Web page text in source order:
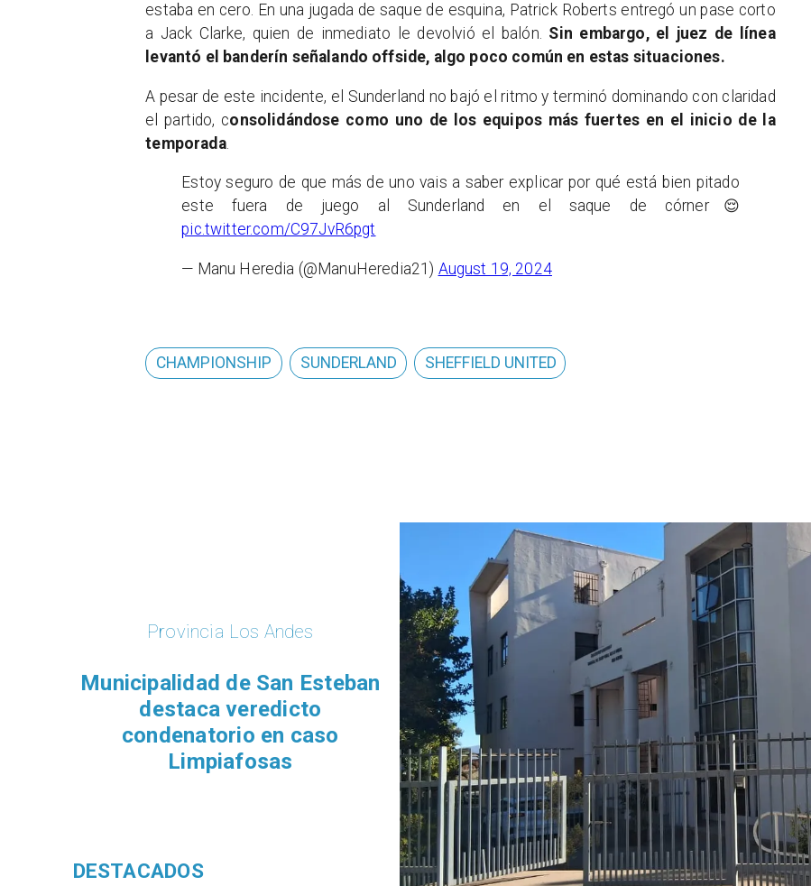
estaba en cero. En una jugada de saque de esquina, Patrick Roberts entregó un pase corto
a Jack Clarke, quien de inmediato le devolvió el balón. Sin embargo, el juez de línea
levantó el banderín señalando offside, algo poco común en estas situaciones.
A pesar de este incidente, el Sunderland no bajó el ritmo y terminó dominando con claridad
el partido, consolidándose como uno de los equipos más fuertes en el inicio de la
temporada.
Estoy seguro de que más de uno vais a saber explicar por qué está bien pitado
este fuera de juego al Sunderland en el saque de córner😌
pic.twitter.com/C97JvR6pgt
— Manu Heredia (@ManuHeredia21) August 19, 2024
CHAMPIONSHIP SUNDERLAND SHEFFIELD UNITED
Provincia Los Andes
Trasandino apuesta por el
ascenso con la incorporación
de tres refuerzos de renombre
DESTACADOS